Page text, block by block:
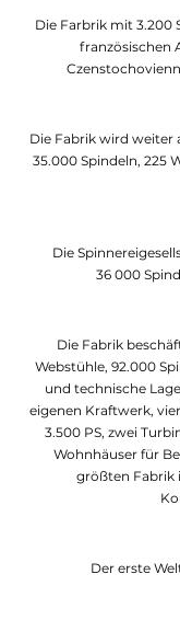
Die Farbrik mit 3.200
französischen
Die Fabrik wird weiter
35.000 Spindeln, 225
Die
36 000
Die Fabrik
Webstühle, 92.000
und technische
eigenen Kraftwerk,
3.500 PS, zwei
Wohnhäuser für
größten Fabrik
Der erste